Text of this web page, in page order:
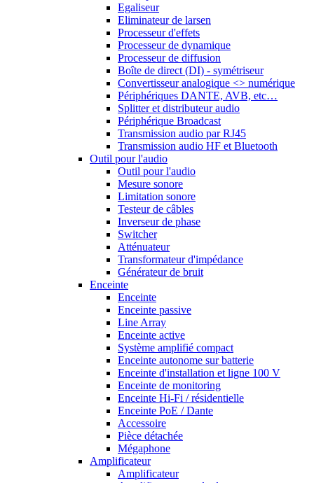
Egaliseur
Eliminateur de larsen
Processeur d'effets
Processeur de dynamique
Processeur de diffusion
Boîte de direct (DI) - symétriseur
Convertisseur analogique <> numérique
Périphériques DANTE, AVB, etc…
Splitter et distributeur audio
Périphérique Broadcast
Transmission audio par RJ45
Transmission audio HF et Bluetooth
Outil pour l'audio
Outil pour l'audio
Mesure sonore
Limitation sonore
Testeur de câbles
Inverseur de phase
Switcher
Atténuateur
Transformateur d'impédance
Générateur de bruit
Enceinte
Enceinte
Enceinte passive
Line Array
Enceinte active
Système amplifié compact
Enceinte autonome sur batterie
Enceinte d'installation et ligne 100 V
Enceinte de monitoring
Enceinte Hi-Fi / résidentielle
Enceinte PoE / Dante
Accessoire
Pièce détachée
Mégaphone
Amplificateur
Amplificateur